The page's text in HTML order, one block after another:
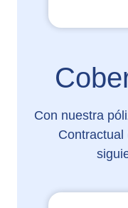
Con nuestra
Contractual